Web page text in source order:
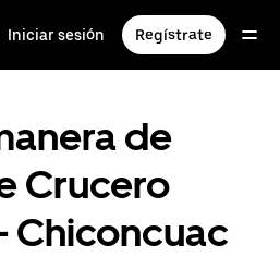
Iniciar sesión Regístrate
de
Crucero
Chiconcuac